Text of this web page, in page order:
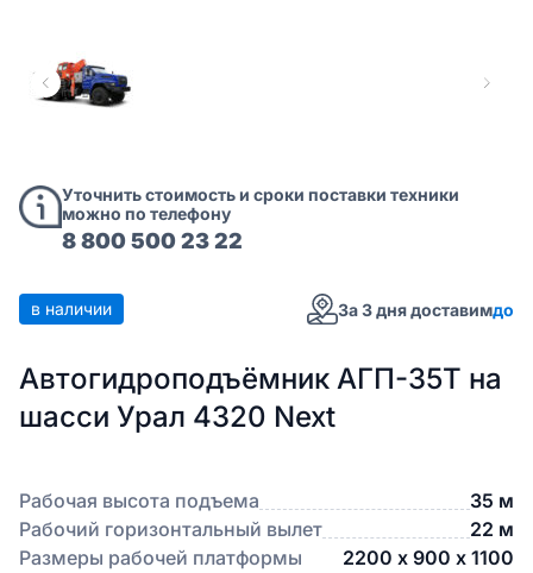
Уточнить стоимость и сроки поставки техники
можно по телефону
8 800 500 23 22
в наличии За 3 дня доставимдо
Автогидроподъёмник АГП-35Т на
шасси Урал 4320 Next
Рабочая высота подъема
35 м
Рабочий горизонтальный вылет
22 м
Размеры рабочей платформы
2200 х 900 х 1100